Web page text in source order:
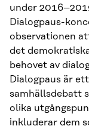
under
Dialogpaus-
observationen
det
behovet av
Dialogpaus är
samhällsdebatt
olika
inkluderar dem